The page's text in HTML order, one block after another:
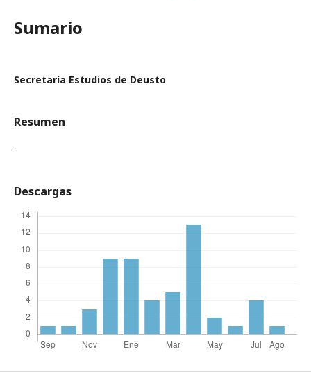
Sumario
Secretaría Estudios de Deusto
Resumen
-
Descargas